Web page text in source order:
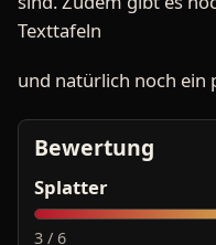
Texttafeln
und natürlich noch ein
Bewertung
Splatter
3 / 6